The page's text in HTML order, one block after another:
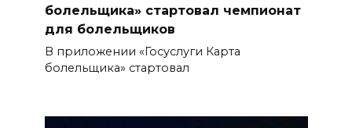
болельщика» стартовал чемпионат
для болельщиков
В приложении «Госуслуги Карта
болельщика» стартовал